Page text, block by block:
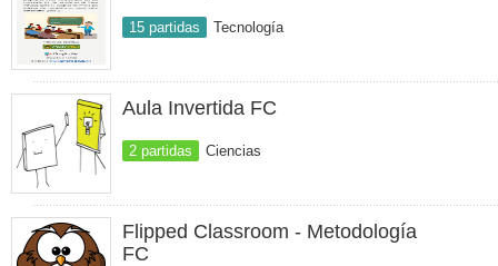
15 partidas Tecnología
Aula Invertida FC
2 partidas Ciencias
Flipped Classroom - Metodología
FC